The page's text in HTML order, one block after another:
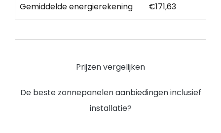
Gemiddelde energierekening €171,63
Prijzen vergelijken
De beste zonnepanelen aanbiedingen inclusief
installatie?